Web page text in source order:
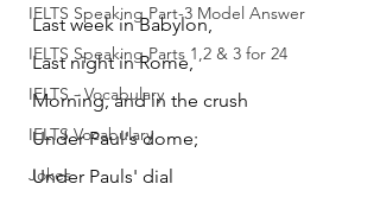
IELTS Speaking Part-3 Model Answer
IELTS Speaking Parts 1,2 & 3 for 24
IELTS - Vocabulary
IELTS Vocabulary
Jokes
Last week in Babylon,
Last night in Rome,
Morning, and in the crush
Under Paul's dome;
Under Pauls' dial